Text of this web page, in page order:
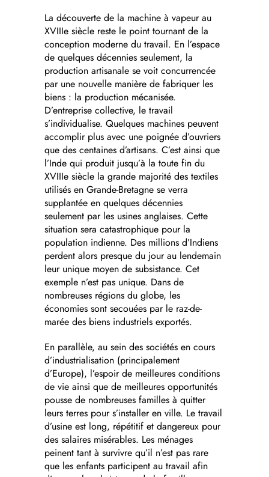
La découverte de la machine à vapeur au
XVIIIe siècle reste le point tournant de la
conception moderne du travail. En l’espace
de quelques décennies seulement, la
production artisanale se voit concurrencée
par une nouvelle manière de fabriquer les
biens : la production mécanisée.
D’entreprise collective, le travail
s’individualise. Quelques machines peuvent
accomplir plus avec une poignée d’ouvriers
que des centaines d’artisans. C’est ainsi que
l’Inde qui produit jusqu’à la toute fin du
XVIIIe siècle la grande majorité des textiles
utilisés en Grande-Bretagne se verra
supplantée en quelques décennies
seulement par les usines anglaises. Cette
situation sera catastrophique pour la
population indienne. Des millions d’Indiens
perdent alors presque du jour au lendemain
leur unique moyen de subsistance. Cet
exemple n’est pas unique. Dans de
nombreuses régions du globe, les
économies sont secouées par le raz-de-
marée des biens industriels exportés.
En parallèle, au sein des sociétés en cours
d’industrialisation (principalement
d’Europe), l’espoir de meilleures conditions
de vie ainsi que de meilleures opportunités
pousse de nombreuses familles à quitter
leurs terres pour s’installer en ville. Le travail
d’usine est long, répétitif et dangereux pour
des salaires misérables. Les ménages
peinent tant à survivre qu’il n’est pas rare
que les enfants participent au travail afin